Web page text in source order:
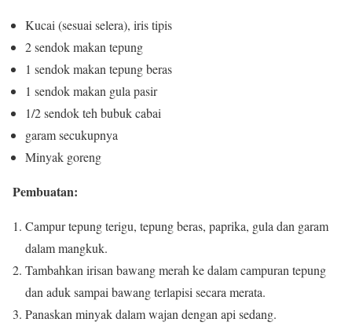
Kucai (sesuai selera), iris tipis
2 sendok makan tepung
1 sendok makan tepung beras
1 sendok makan gula pasir
1/2 sendok teh bubuk cabai
garam secukupnya
Minyak goreng
Pembuatan:
Campur tepung terigu, tepung beras, paprika, gula dan garam
dalam mangkuk.
Tambahkan irisan bawang merah ke dalam campuran tepung
dan aduk sampai bawang terlapisi secara merata.
Panaskan minyak dalam wajan dengan api sedang.